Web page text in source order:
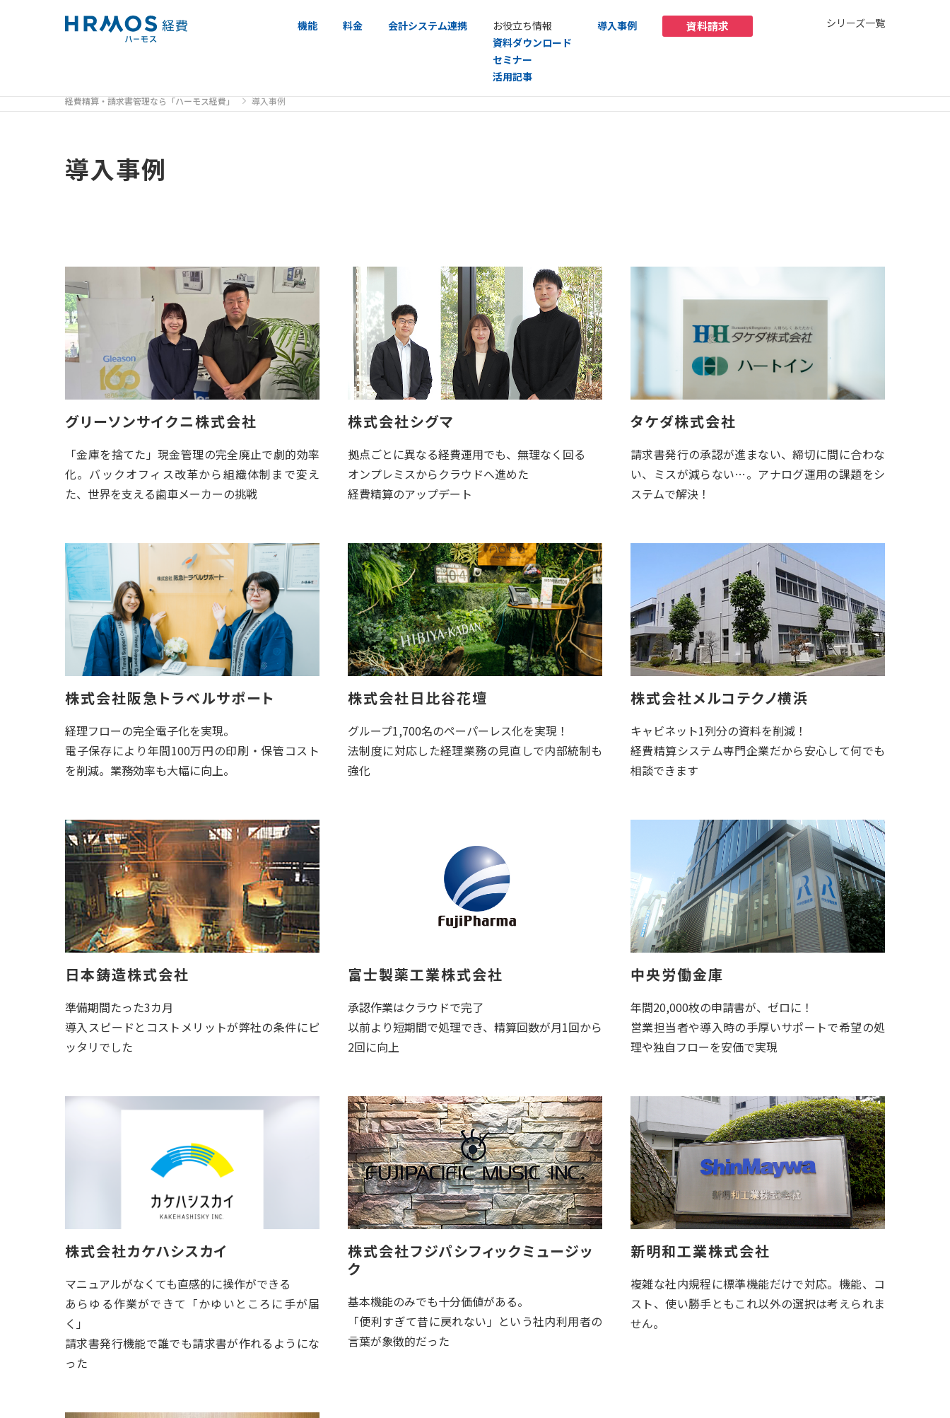
機能 料金 会計システム連携
お役立ち情報
資料ダウンロード
セミナー
活用記事
導入事例 資料請求 シリーズ一覧
経費精算・請求書管理なら「ハーモス経費」 導入事例
導入事例
グリーソンサイクニ株式会社
「金庫を捨てた」現金管理の完全廃止で劇的効率
化。バックオフィス改革から組織体制まで変え
た、世界を支える歯車メーカーの挑戦
株式会社シグマ
拠点ごとに異なる経費運用でも、無理なく回る
オンプレミスからクラウドへ進めた
経費精算のアップデート
タケダ株式会社
請求書発行の承認が進まない、締切に間に合わな
い、ミスが減らない…。アナログ運用の課題をシ
ステムで解決！
株式会社阪急トラベルサポート
経理フローの完全電子化を実現。
電子保存により年間100万円の印刷・保管コスト
を削減。業務効率も大幅に向上。
株式会社日比谷花壇
グループ1,700名のペーパーレス化を実現！
法制度に対応した経理業務の見直しで内部統制も
強化
株式会社メルコテクノ横浜
キャビネット1列分の資料を削減！
経費精算システム専門企業だから安心して何でも
相談できます
日本鋳造株式会社
準備期間たった3カ月
導入スピードとコストメリットが弊社の条件にピ
ッタリでした
富士製薬工業株式会社
承認作業はクラウドで完了
以前より短期間で処理でき、精算回数が月1回から
2回に向上
中央労働金庫
年間20,000枚の申請書が、ゼロに！
営業担当者や導入時の手厚いサポートで希望の処
理や独自フローを安価で実現
株式会社カケハシスカイ
マニュアルがなくても直感的に操作ができる
あらゆる作業ができて「かゆいところに手が届
く」
請求書発行機能で誰でも請求書が作れるようにな
った
株式会社フジパシフィックミュージッ
ク
基本機能のみでも十分価値がある。
「便利すぎて昔に戻れない」という社内利用者の
言葉が象徴的だった
新明和工業株式会社
複雑な社内規程に標準機能だけで対応。機能、コ
スト、使い勝手ともこれ以外の選択は考えられま
せん。